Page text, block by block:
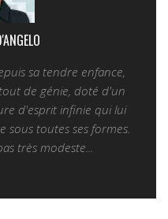
sa tendre enfance,
de génie, doté d'un
d'esprit infinie qui lui
toutes ses formes.
très modeste...